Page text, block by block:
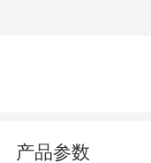
产品参数